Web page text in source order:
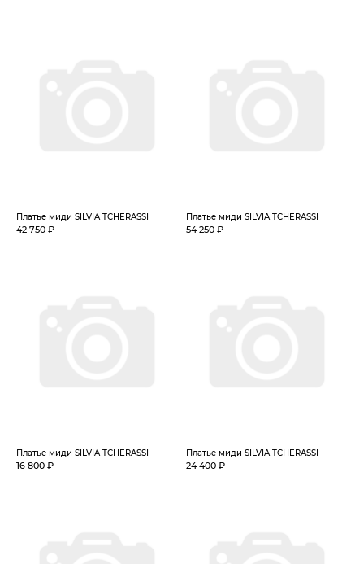
Платье миди SILVIA TCHERASSI
42 750 ₽
Платье миди SILVIA TCHERASSI
54 250 ₽
Платье миди SILVIA TCHERASSI
16 800 ₽
Платье миди SILVIA TCHERASSI
24 400 ₽